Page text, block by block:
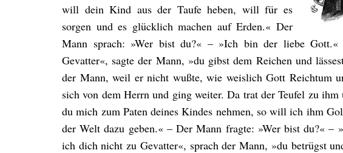
will dein Kind aus der Taufe heben, will für es
sorgen und es glücklich machen auf Erden.« Der
Mann sprach: »Wer bist du?« – »Ich bin der liebe
Gevatter«, sagte der Mann, »du gibst dem Reichen und
der Mann, weil er nicht wußte, wie weislich Gott Reichtum
sich von dem Herrn und ging weiter. Da trat der Teufel zu
du mich zum Paten deines Kindes nehmen, so will ich ihm
der Welt dazu geben.« – Der Mann fragte: »Wer bist du?« –
ich dich nicht zu Gevatter«, sprach der Mann, »du betrügst